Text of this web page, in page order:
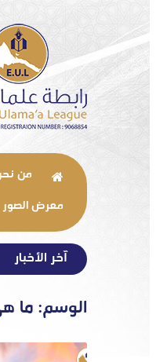
من
معرض الصور
آخر الأخبار
غاية
الوسم:ما